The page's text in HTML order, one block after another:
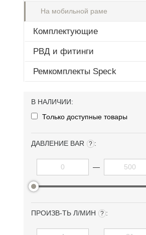
На мобильной раме
Комплектующие
РВД и фитинги
Ремкомплекты Speck
В НАЛИЧИИ:
Только доступные товары
ДАВЛЕНИЕ BAR ? :
—
ПРОИЗВ-ТЬ Л/МИН ? :